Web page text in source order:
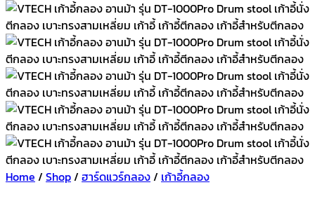
Home / Shop/ ฮาร์ดแวร์กลอง/ เก้าอี้กลอง